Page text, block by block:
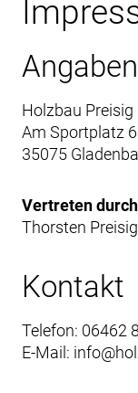
Holzbau Preisig
Am Sportplatz
35075
Vertreten
Thorsten
Kontakt
Telefon: 06462
E-Mail: